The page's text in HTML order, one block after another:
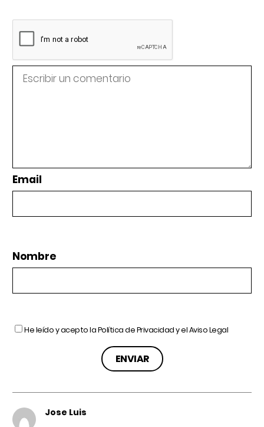
Email
Nombre
He leído y acepto laPolítica de Privacidady elAviso Legal
Jose Luis